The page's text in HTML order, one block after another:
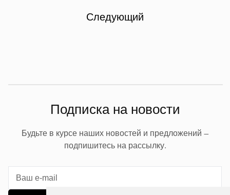
Следующий
Подписка на новости
Будьте в курсе наших новостей и предложений —
подпишитесь на рассылку.